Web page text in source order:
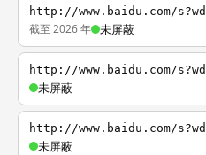
http://www.baidu.com/
截至 2026 年 未屏蔽
http://www.baidu.com/
未屏蔽
http://www.baidu.com/
未屏蔽